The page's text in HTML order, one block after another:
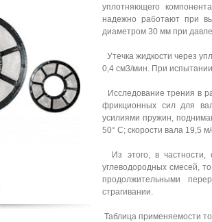
уплотняющего
надежно работают при
диаметром 30 мм при
Утечка жидкости через
0,4 см3/мин. При
Исследование трения в
фрикционных сил для
усилиями пружин,
50° C; скорости вала 19,5
Из этого, в частности,
углеводородных смесей,
продолжительными
страгивании.
Таблица применяемости